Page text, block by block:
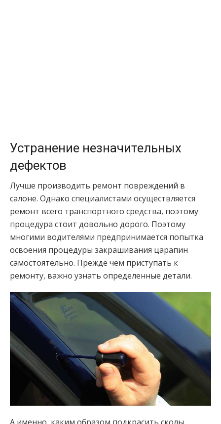
Устранение незначительных
дефектов
Лучше производить ремонт повреждений в
салоне. Однако специалистами осуществляется
ремонт всего транспортного средства, поэтому
процедура стоит довольно дорого. Поэтому
многими водителями предпринимается попытка
освоения процедуры закрашивания царапин
самостоятельно. Прежде чем приступать к
ремонту, важно узнать определенные детали.